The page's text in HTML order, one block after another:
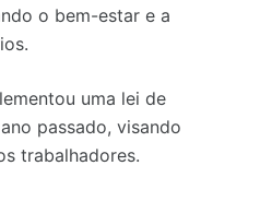
o bem-estar e a
uma lei de
passado, visando
trabalhadores.